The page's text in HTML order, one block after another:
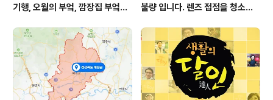
기행, 오월의 부엌, 깜장집 부엌은
어디? / 경상북도 영양군 가볼 만
한 곳, 영양읍 상원리. KBS 인간극
장 임분노미 할머니
불량 입니다. 렌즈 접점을 청소하